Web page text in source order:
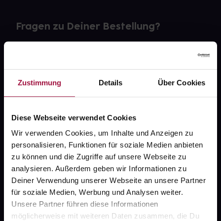
Zustimmung Details Über Cookies
Diese Webseite verwendet Cookies
Wir verwenden Cookies, um Inhalte und Anzeigen zu
personalisieren, Funktionen für soziale Medien anbieten
zu können und die Zugriffe auf unsere Webseite zu
analysieren. Außerdem geben wir Informationen zu
Deiner Verwendung unserer Webseite an unsere Partner
für soziale Medien, Werbung und Analysen weiter.
Unsere Partner führen diese Informationen
möglicherweise mit weiteren Daten zusammen, die Du
Fragen zu Deiner Bestellung?
gesund.de
Über uns
Karriere
Newsletter